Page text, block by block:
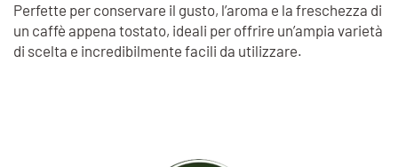
Perfette per conservare il gusto, l’aroma e la freschezza di
un caffè appena tostato, ideali per offrire un’ampia varietà
di scelta e incredibilmente facili da utilizzare.